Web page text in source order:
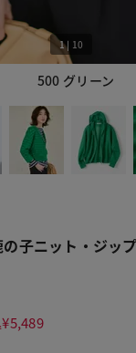
500 グリーン
1| 10
10
子ニット・ジッ
¥5,489
る
税込¥5,489